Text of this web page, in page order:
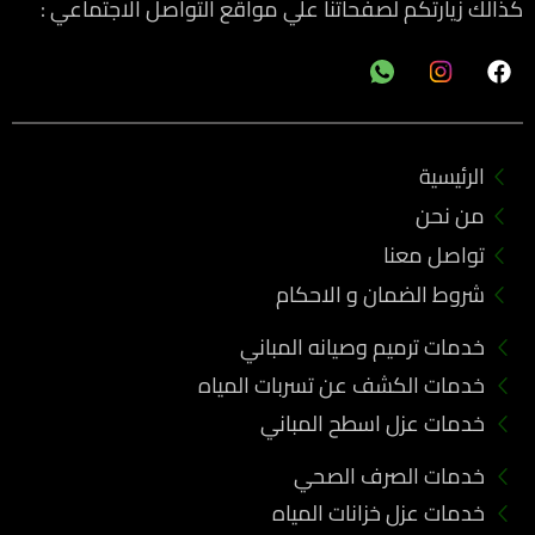
كذالك زيارتكم لصفحاتنا علي مواقع التواصل الاجتماعي :
F
a
e
o
k
الرئيسية
من نحن
تواصل معنا
شروط الضمان و الاحكام
خدمات ترميم وصيانه المباني
خدمات الكشف عن تسربات المياه
خدمات عزل اسطح المباني
خدمات الصرف الصحي
خدمات عزل خزانات المياه